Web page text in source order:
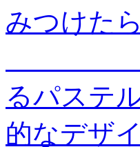
みつけた
るパステ
的なデザ